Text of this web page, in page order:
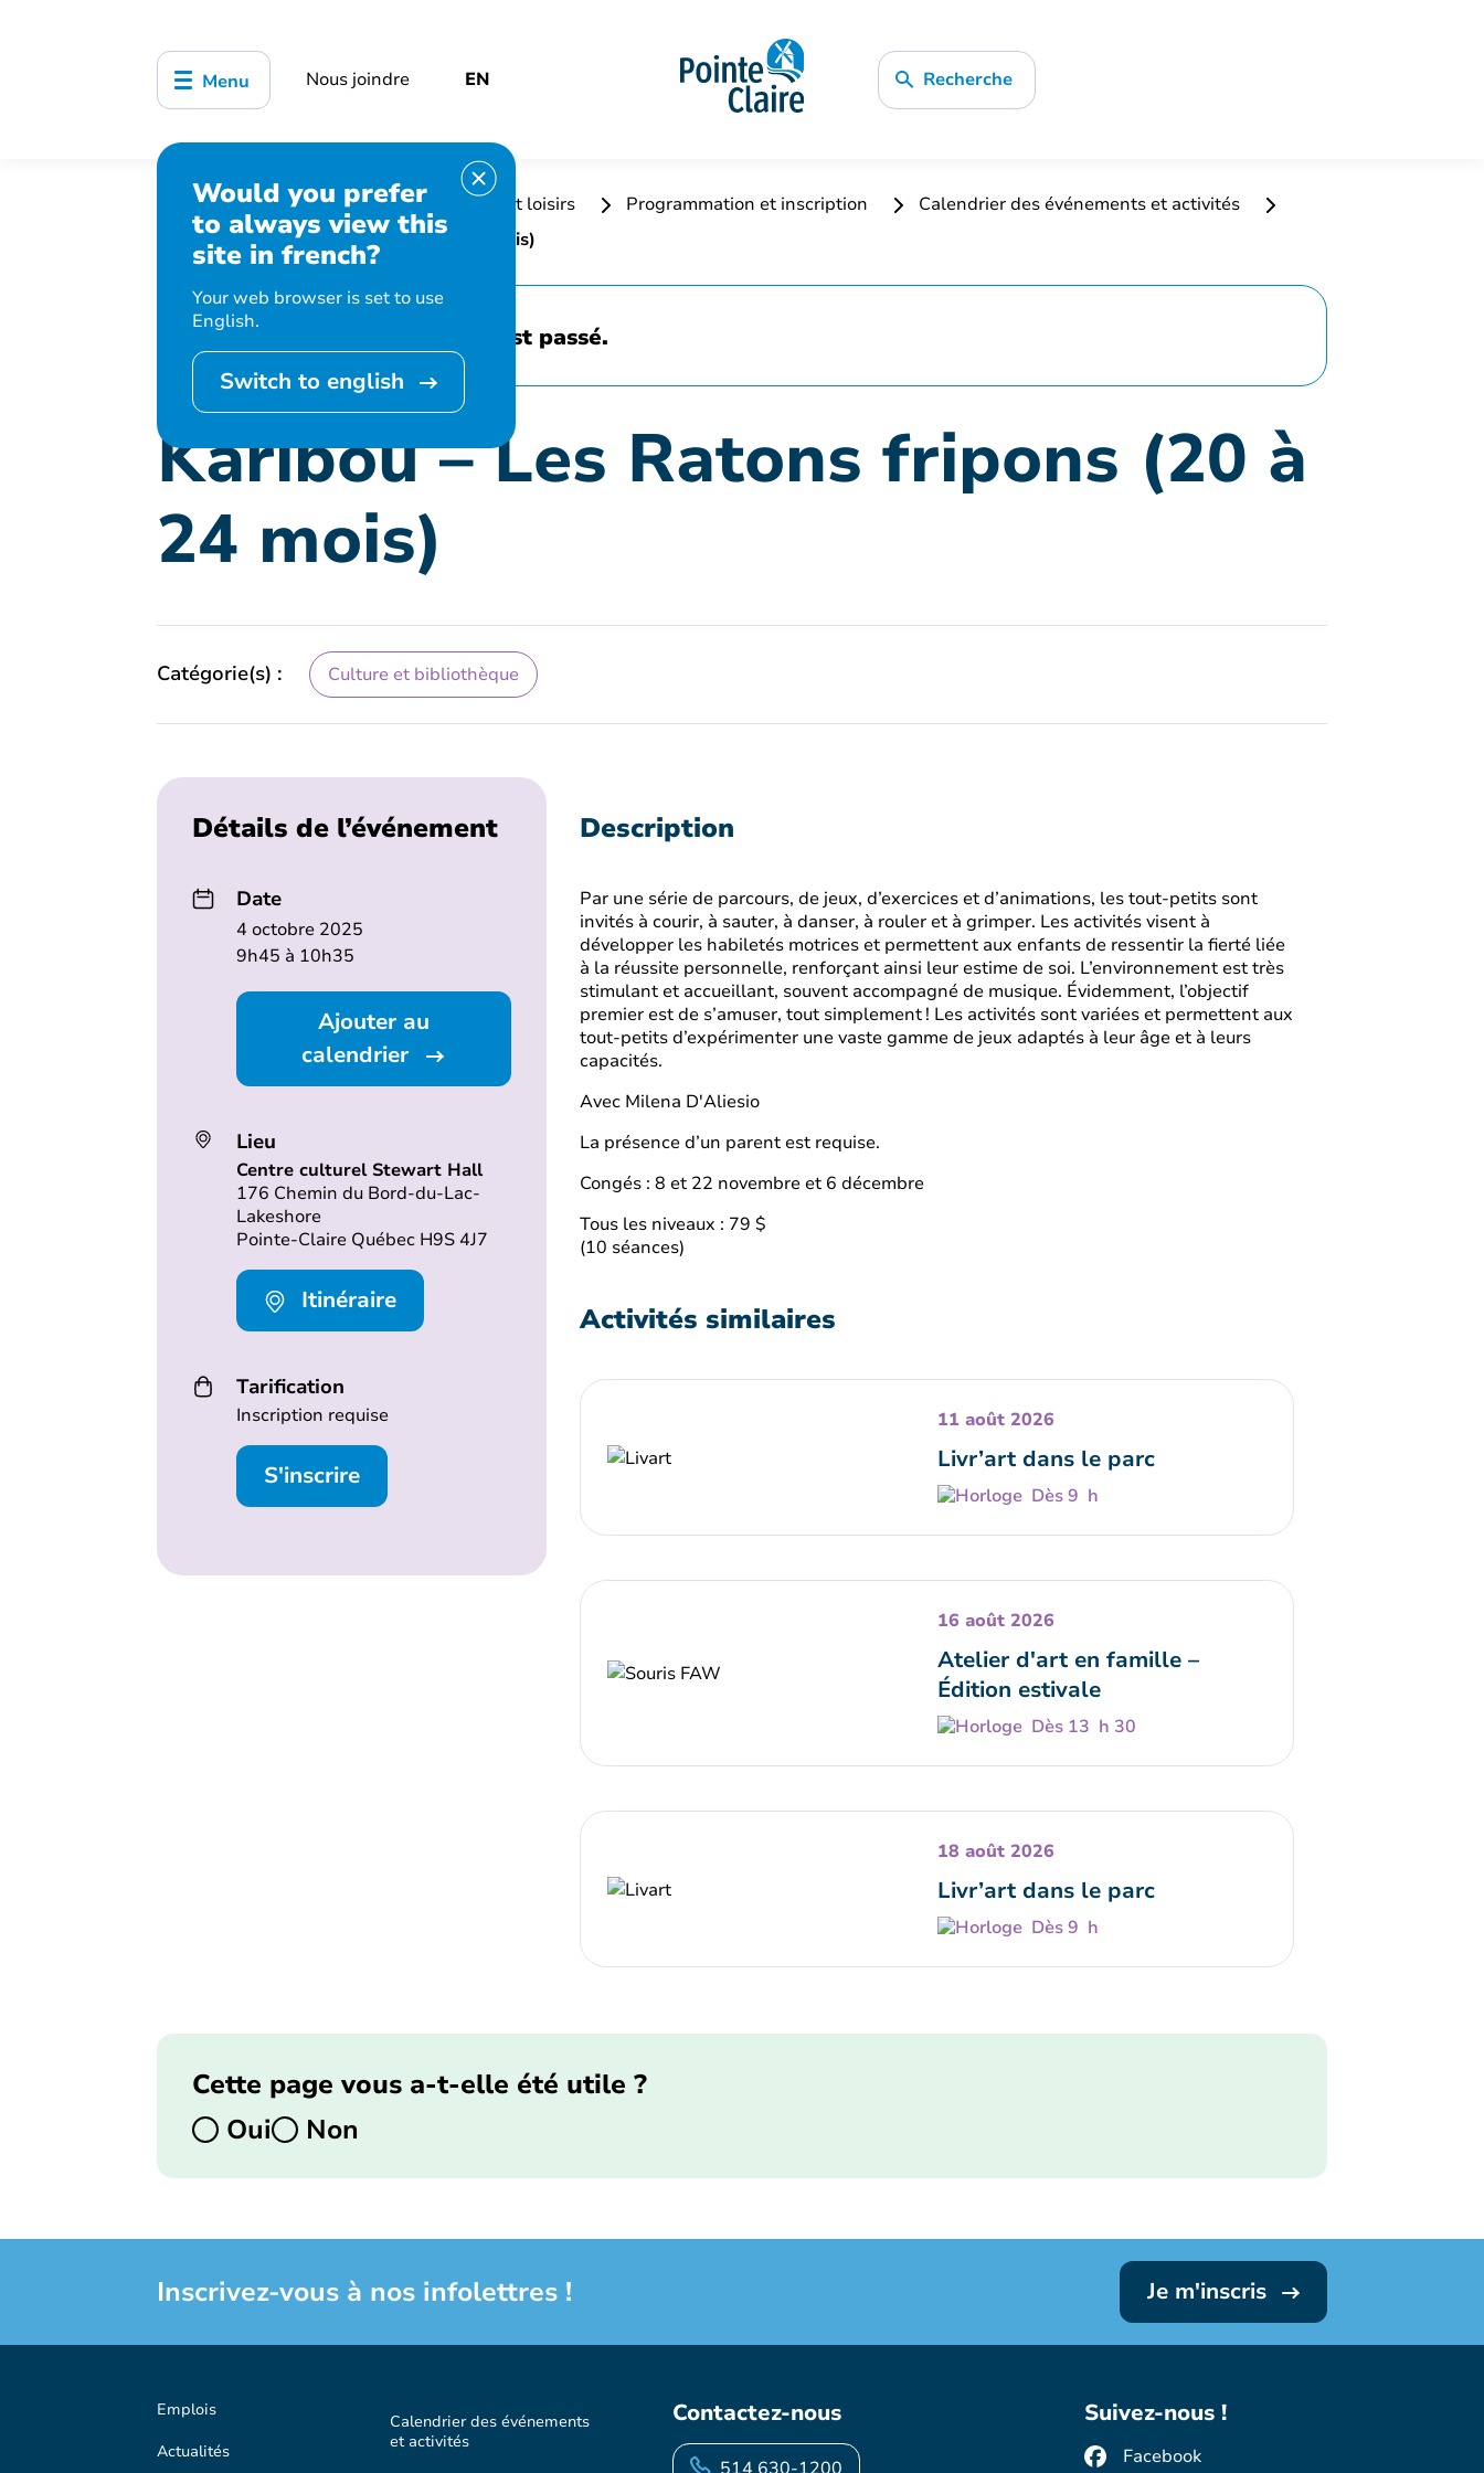
Menu Nous joindre EN Recherche
Would you prefer
to always view this
site in french?
Your web browser is set to use
English.
Switch to english
Accueil Bibliothèque, culture, sports et loisirs Programmation et inscription
Calendrier des événements et activités
Karibou – Les Ratons fripons (20 à 24 mois)
Cet événement est passé.
Karibou – Les Ratons fripons (20 à
24 mois)
Catégorie(s) : Culture et bibliothèque
Détails de l’événement
Date
4 octobre 2025
9h45 à 10h35
Ajouter au
calendrier
Lieu
Centre culturel Stewart Hall
176 Chemin du Bord-du-Lac-
Lakeshore
Pointe-Claire Québec H9S 4J7
Itinéraire
Tarification
Inscription requise
S'inscrire
Description
Par une série de parcours, de jeux, d’exercices et d’animations, les tout-petits sont
invités à courir, à sauter, à danser, à rouler et à grimper. Les activités visent à
développer les habiletés motrices et permettent aux enfants de ressentir la fierté liée
à la réussite personnelle, renforçant ainsi leur estime de soi. L’environnement est très
stimulant et accueillant, souvent accompagné de musique. Évidemment, l’objectif
premier est de s’amuser, tout simplement ! Les activités sont variées et permettent aux
tout-petits d’expérimenter une vaste gamme de jeux adaptés à leur âge et à leurs
capacités.
Avec Milena D'Aliesio
La présence d’un parent est requise.
Congés : 8 et 22 novembre et 6 décembre
Tous les niveaux : 79 $
(10 séances)
Activités similaires
11 août 2026
Livr’art dans le parc
Dès 9 h
16 août 2026
Atelier d'art en famille –
Édition estivale
Dès 13 h 30
18 août 2026
Livr’art dans le parc
Dès 9 h
Cette page vous a-t-elle été utile ?
Oui
Non
Inscrivez-vous à nos infolettres ! Je m'inscris
Emplois
Actualités
Calendrier des événements
et activités
Contactez-nous Suivez-nous !
Facebook